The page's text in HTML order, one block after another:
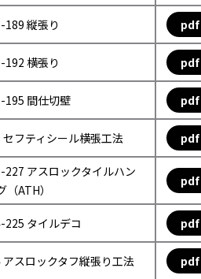
189 縦張り pdf
192 横張り pdf
195 間仕切壁 pdf
セフティシール横張工法 pdf
227 アスロックタイルハン
（ATH）
pdf
225 タイルデコ pdf
アスロックタフ縦張り工法 pdf